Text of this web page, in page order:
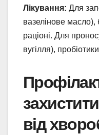
Лікування: Для
вазелінове масло),
раціоні. Для
вугілля),
від